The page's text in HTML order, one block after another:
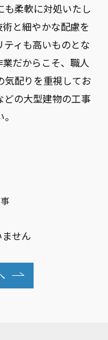
柔軟に対処いたし
と細やかな配慮を
ィも高いものとな
だからこそ、職人
気配りを重視してお
どの大型建物の工事
せん